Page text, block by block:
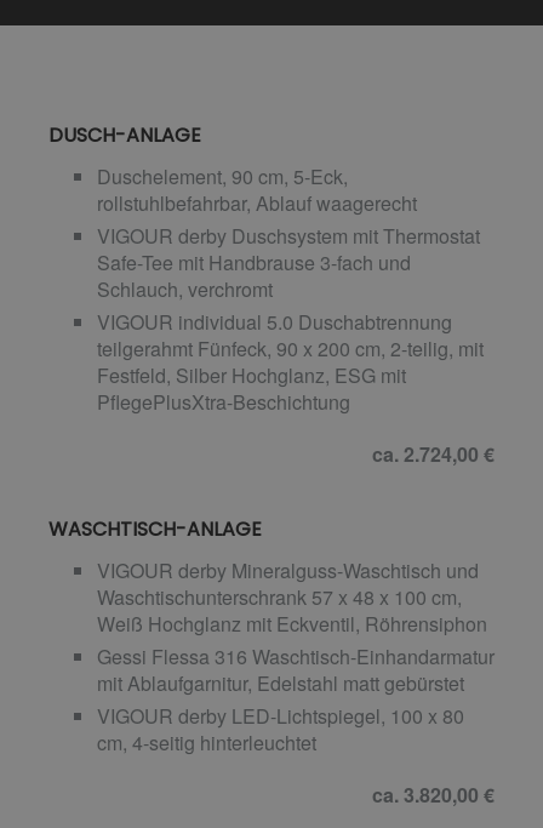
DUSCH-ANLAGE
Duschelement, 90 cm, 5-Eck,
rollstuhlbefahrbar, Ablauf waagerecht
VIGOUR derby Duschsystem mit Thermostat
Safe-Tee mit Handbrause 3-fach und
Schlauch, verchromt
VIGOUR individual 5.0 Duschabtrennung
teilgerahmt Fünfeck, 90 x 200 cm, 2-teilig, mit
Festfeld, Silber Hochglanz, ESG mit
PflegePlusXtra-Beschichtung
ca. 2.724,00 €
WASCHTISCH-ANLAGE
VIGOUR derby Mineralguss-Waschtisch und
Waschtischunterschrank 57 x 48 x 100 cm,
Weiß Hochglanz mit Eckventil, Röhrensiphon
Gessi Flessa 316 Waschtisch-Einhandarmatur
mit Ablaufgarnitur, Edelstahl matt gebürstet
VIGOUR derby LED-Lichtspiegel, 100 x 80
cm, 4-seitig hinterleuchtet
ca. 3.820,00 €